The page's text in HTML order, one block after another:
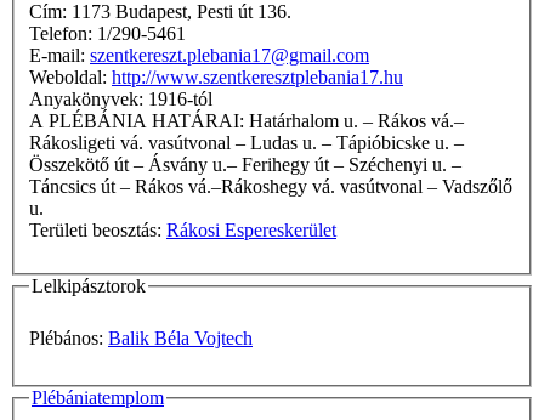
Cím: 1173 Budapest, Pesti út 136.
Telefon: 1/290-5461
E-mail: szentkereszt.plebania17@gmail.com
Weboldal: http://www.szentkeresztplebania17.hu
Anyakönyvek: 1916-tól
A PLÉBÁNIA HATÁRAI: Határhalom u. – Rákos vá.–
Rákosligeti vá. vasútvonal – Ludas u. – Tápióbicske u. –
Összekötő út – Ásvány u.– Ferihegy út – Széchenyi u. –
Táncsics út – Rákos vá.–Rákoshegy vá. vasútvonal – Vadszőlő
u.
Területi beosztás: Rákosi Espereskerület
Lelkipásztorok
Plébános: Balik Béla Vojtech
Plébániatemplom